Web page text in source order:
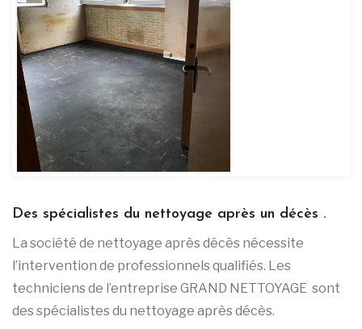
Des spécialistes du nettoyage après un décès .
La société de nettoyage après décès nécessite
l’intervention de professionnels qualifiés. Les
techniciens de l’entreprise GRAND NETTOYAGE sont
des spécialistes du nettoyage après décès.